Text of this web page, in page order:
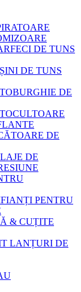
DE TUNS
DE TUNS
DE
DE
DE
PENTRU
& CUȚITE
LANȚURI DE